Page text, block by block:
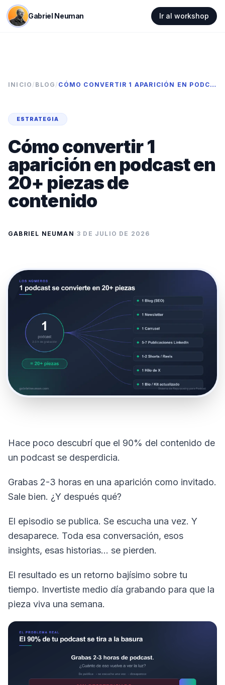
Gabriel Neuman Ir al workshop
INICIO / BLOG / CÓMO CONVERTIR 1 APARICIÓN EN PODCAST EN 20+ PIEZAS DE CONTENIDO
ESTRATEGIA
Cómo convertir 1
aparición en podcast en
20+ piezas de
contenido
GABRIEL NEUMAN ·3 DE JULIO DE 2026
Hace poco descubrí que el 90% del contenido de
un podcast se desperdicia.
Grabas 2-3 horas en una aparición como invitado.
Sale bien. ¿Y después qué?
El episodio se publica. Se escucha una vez. Y
desaparece. Toda esa conversación, esos
insights, esas historias… se pierden.
El resultado es un retorno bajísimo sobre tu
tiempo. Invertiste medio día grabando para que la
pieza viva una semana.